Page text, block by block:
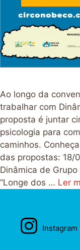
Ao longo da
trabalhar com
proposta é juntar
psicologia para
caminhos.
das propostas: 18/
Dinâmica de
“Longe dos … Ler
Instagram